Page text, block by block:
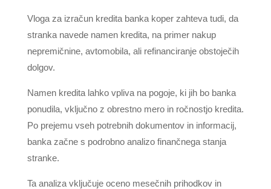
Vloga za izračun kredita banka koper zahteva tudi, da
stranka navede namen kredita, na primer nakup
nepremičnine, avtomobila, ali refinanciranje obstoječih
dolgov.
Namen kredita lahko vpliva na pogoje, ki jih bo banka
ponudila, vključno z obrestno mero in ročnostjo kredita.
Po prejemu vseh potrebnih dokumentov in informacij,
banka začne s podrobno analizo finančnega stanja
stranke.
Ta analiza vključuje oceno mesečnih prihodkov in